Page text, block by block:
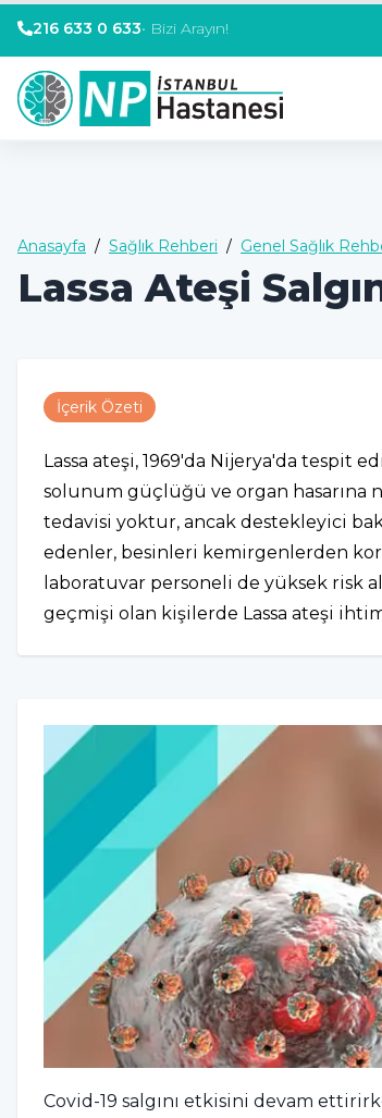
216 633 0 633• Bizi Arayın!
Anasayfa / Sağlık Rehberi / Genel Sağlık
Lassa Ateşi
İçerik Özeti
Lassa ateşi, 1969'da Nijerya'da tespit
solunum güçlüğü ve organ hasarına
tedavisi yoktur, ancak destekleyici
edenler, besinleri kemirgenlerden
laboratuvar personeli de yüksek risk
geçmişi olan kişilerde Lassa ateşi
Covid-19 salgını etkisini devam